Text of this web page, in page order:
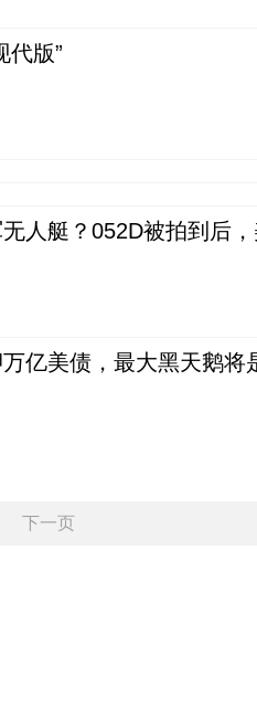
代版”
人艇？052D被拍到后
亿美债，最大黑天鹅将
下一页